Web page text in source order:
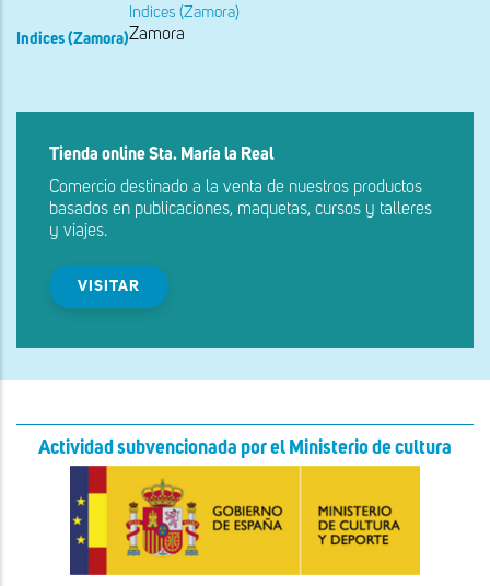
navegación
Indices (Zamora)
Indices (Zamora)
Zamora
Tienda online Sta. María la Real
Comercio destinado a la venta de nuestros productos
basados en publicaciones, maquetas, cursos y talleres
y viajes.
VISITAR
Actividad subvencionada por el Ministerio de cultura